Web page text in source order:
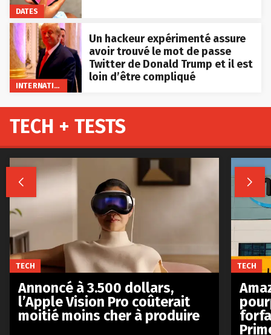
DATES
INTERNATIONAL
Un hackeur expérimenté assure
avoir trouvé le mot de passe
Twitter de Donald Trump et il est
loin d’être compliqué
TECH + TESTS
 
TECH
Annoncé à 3.500 dollars,
l’Apple Vision Pro coûterait
moitié moins cher à produire
TECH